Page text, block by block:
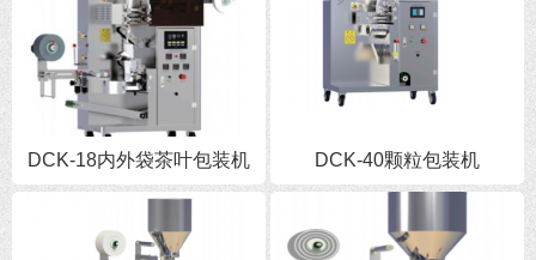
DCK-18内外袋茶叶包装机 DCK-40颗粒包装机